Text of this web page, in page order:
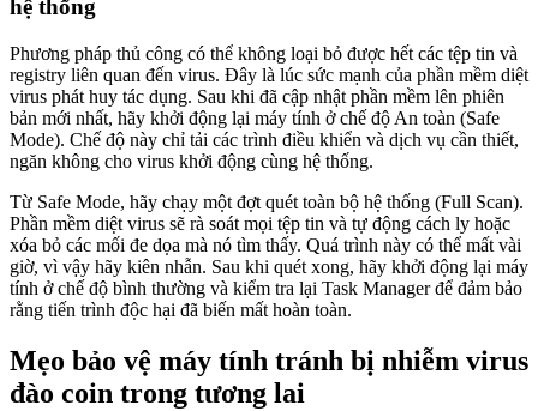
hệ thống
Phương pháp thủ công có thể không loại bỏ được hết các tệp tin và
registry liên quan đến virus. Đây là lúc sức mạnh của phần mềm diệt
virus phát huy tác dụng. Sau khi đã cập nhật phần mềm lên phiên
bản mới nhất, hãy khởi động lại máy tính ở chế độ An toàn (Safe
Mode). Chế độ này chỉ tải các trình điều khiển và dịch vụ cần thiết,
ngăn không cho virus khởi động cùng hệ thống.
Từ Safe Mode, hãy chạy một đợt quét toàn bộ hệ thống (Full Scan).
Phần mềm diệt virus sẽ rà soát mọi tệp tin và tự động cách ly hoặc
xóa bỏ các mối đe dọa mà nó tìm thấy. Quá trình này có thể mất vài
giờ, vì vậy hãy kiên nhẫn. Sau khi quét xong, hãy khởi động lại máy
tính ở chế độ bình thường và kiểm tra lại Task Manager để đảm bảo
rằng tiến trình độc hại đã biến mất hoàn toàn.
Mẹo bảo vệ máy tính tránh bị nhiễm virus
đào coin trong tương lai